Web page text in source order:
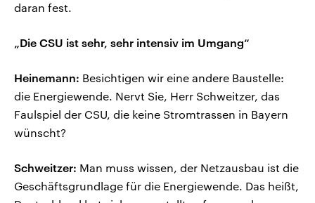
daran fest.
„Die CSU ist sehr, sehr intensiv im Umgang“
Heinemann: Besichtigen wir eine andere Baustelle:
die Energiewende. Nervt Sie, Herr Schweitzer, das
Faulspiel der CSU, die keine Stromtrassen in Bayern
wünscht?
Schweitzer: Man muss wissen, der Netzausbau ist die
Geschäftsgrundlage für die Energiewende. Das heißt,